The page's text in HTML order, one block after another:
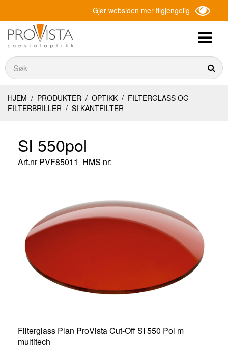
Gjør websiden mer tilgjengelig
Søk
Søk
HJEM / PRODUKTER / OPTIKK / FILTERGLASS OG
FILTERBRILLER / SI KANTFILTER
SI 550pol
Art.nrPVF85011 HMS nr:
Filterglass Plan ProVista Cut-Off SI 550 Pol m
multitech